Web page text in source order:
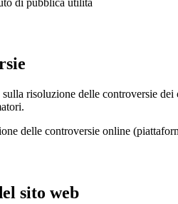
risoluzione delle controversie
delle controversie online
sito web